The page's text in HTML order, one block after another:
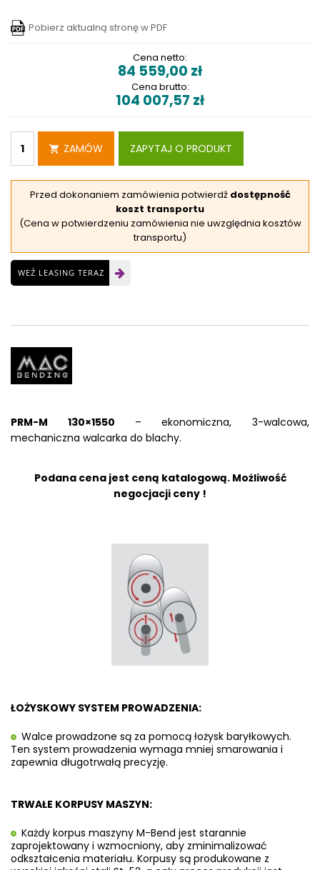
Pobierz aktualną stronę w PDF
Cena netto:
84 559,00 zł
Cena brutto:
104 007,57 zł
ZAMÓW ZAPYTAJ O PRODUKT
Przed dokonaniem zamówienia potwierdź dostępność
koszt transportu
(Cena w potwierdzeniu zamówienia nie uwzględnia kosztów
transportu)
WEŹ LEASING TERAZ
PRM-M 130×1550 – ekonomiczna, 3-walcowa,
mechaniczna walcarka do blachy.
Podana cena jest ceną katalogową. Możliwość
negocjacji ceny !
ŁOŻYSKOWY SYSTEM PROWADZENIA:
Walce prowadzone są za pomocą łożysk baryłkowych.
Ten system prowadzenia wymaga mniej smarowania i
zapewnia długotrwałą precyzję.
TRWAŁE KORPUSY MASZYN:
Każdy korpus maszyny M-Bend jest starannie
zaprojektowany i wzmocniony, aby zminimalizować
odkształcenia materiału. Korpusy są produkowane z